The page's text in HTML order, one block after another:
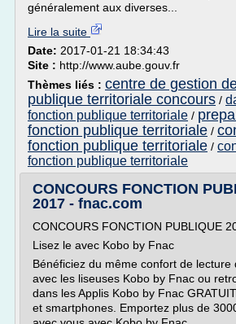
généralement aux diverses...
Lire la suite
Date: 2017-01-21 18:34:43
Site : http://www.aube.gouv.fr
Thèmes liés : centre de gestion
publique territoriale concours /
fonction publique territoriale /
fonction publique territoriale /
fonction publique territoriale /
fonction publique territoriale
CONCOURS FONCTION
2017 - fnac.com
CONCOURS FONCTION PUBLIQUE
Lisez le avec Kobo by Fnac
Bénéficiez du même confort de lecture
avec les liseuses Kobo by Fnac ou
dans les Applis Kobo by Fnac
et smartphones. Emportez plus de